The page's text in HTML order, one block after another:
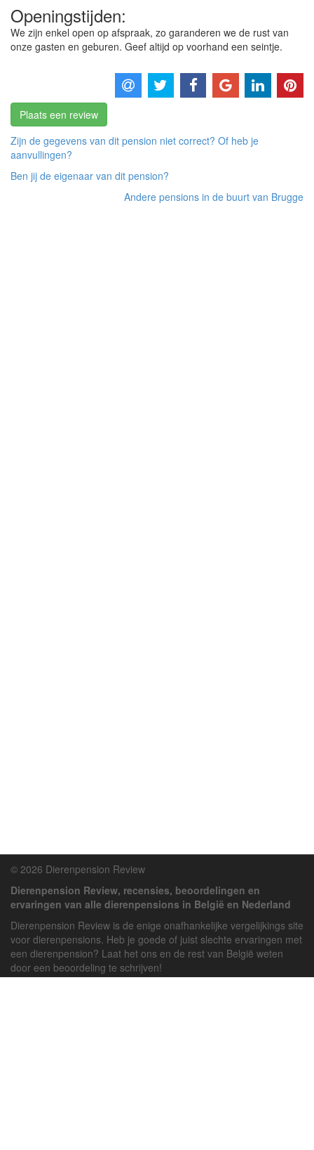
Openingstijden:
We zijn enkel open op afspraak, zo garanderen we de rust van
onze gasten en geburen. Geef altijd op voorhand een seintje.
Plaats een review
Zijn de gegevens van dit pension niet correct? Of heb je
aanvullingen?
Ben jij de eigenaar van dit pension?
Andere pensions in de buurt van Brugge
© 2026 Dierenpension Review
Dierenpension Review, recensies, beoordelingen en
ervaringen van alle dierenpensions in België en Nederland
Dierenpension Review is de enige onafhankelijke vergelijkings site
voor dierenpensions. Heb je goede of juist slechte ervaringen met
een dierenpension? Laat het ons en de rest van België weten
door een beoordeling te schrijven!